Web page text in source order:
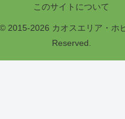
このサイトについて
2015-2026 カオスエリア・ホ
Reserved.